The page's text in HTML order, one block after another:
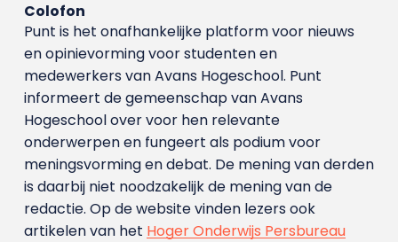
Colofon
Punt is het onafhankelijke platform voor nieuws
en opinievorming voor studenten en
medewerkers van Avans Hoge­school. Punt
informeert de gemeenschap van Avans
Hogeschool over voor hen relevante
onderwerpen en fungeert als podium voor
meningsvorming en debat. De mening van derden
is daarbij niet noodzakelijk de mening van de
redactie. Op de website vinden lezers ook
artikelen van het Hoger Onderwijs Persbureau